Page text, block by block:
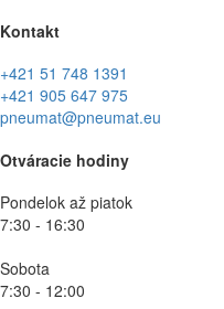
Kontakt
+421 51 748 1391
+421 905 647 975
pneumat@pneumat.eu
Otváracie hodiny
Pondelok až piatok
7:30 - 16:30
Sobota
7:30 - 12:00